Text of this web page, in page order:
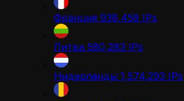
Франция 938,458 IPs
Литва 580,283 IPs
Нидерланды 1,574,293 IPs